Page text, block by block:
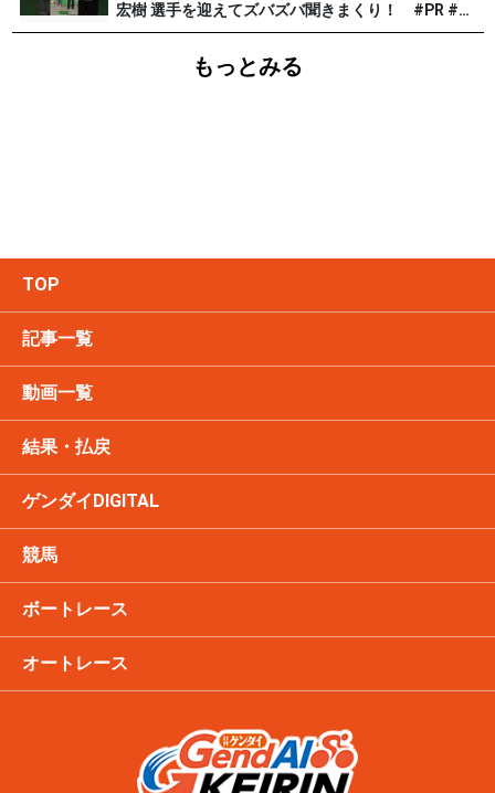
宏樹 選手を迎えてズバズバ聞きまくり！ #PR #松
戸けいりん #和田健太郎
もっとみる
TOP
記事一覧
動画一覧
結果・払戻
ゲンダイDIGITAL
競馬
ボートレース
オートレース